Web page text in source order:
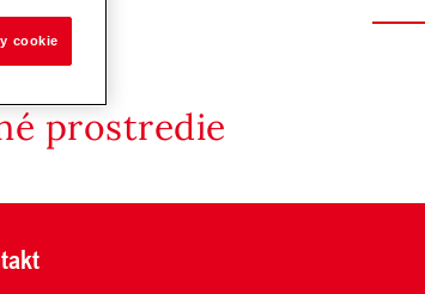
prostredie
cookie